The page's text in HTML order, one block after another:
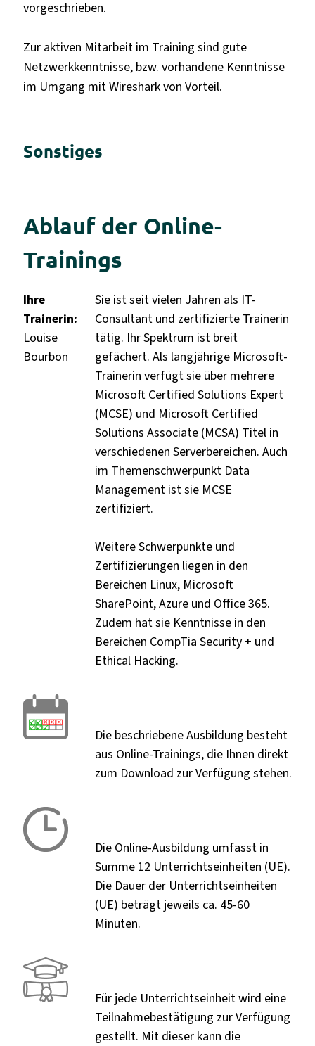
vorgeschrieben.
Zur aktiven Mitarbeit im Training sind gute
Netzwerkkenntnisse, bzw. vorhandene Kenntnisse
im Umgang mit Wireshark von Vorteil.
Sonstiges
Ablauf der Online-
Trainings
Ihre
Trainerin:
Louise
Bourbon
Sie ist seit vielen Jahren als IT-
Consultant und zertifizierte Trainerin
tätig. Ihr Spektrum ist breit
gefächert. Als langjährige Microsoft-
Trainerin verfügt sie über mehrere
Microsoft Certified Solutions Expert
(MCSE) und Microsoft Certified
Solutions Associate (MCSA) Titel in
verschiedenen Serverbereichen. Auch
im Themenschwerpunkt Data
Management ist sie MCSE
zertifiziert.
Weitere Schwerpunkte und
Zertifizierungen liegen in den
Bereichen Linux, Microsoft
SharePoint, Azure und Office 365.
Zudem hat sie Kenntnisse in den
Bereichen CompTia Security + und
Ethical Hacking.
Die beschriebene Ausbildung besteht
aus Online-Trainings, die Ihnen direkt
zum Download zur Verfügung stehen.
Die Online-Ausbildung umfasst in
Summe 12 Unterrichtseinheiten (UE).
Die Dauer der Unterrichtseinheiten
(UE) beträgt jeweils ca. 45-60
Minuten.
Für jede Unterrichtseinheit wird eine
Teilnahmebestätigung zur Verfügung
gestellt. Mit dieser kann die